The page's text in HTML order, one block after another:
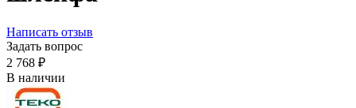
Написать отзыв
Задать вопрос
2 768 ₽
В наличии